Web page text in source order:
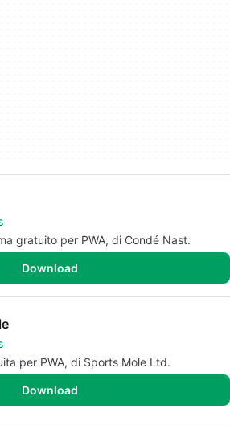
gratuito per PWA, di Condé Nast.
Download
per PWA, di Sports Mole Ltd.
Download